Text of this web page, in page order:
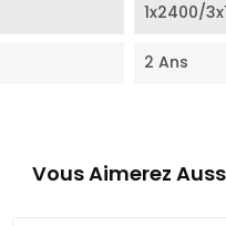
1x2400/
2 Ans
Vous Aimerez